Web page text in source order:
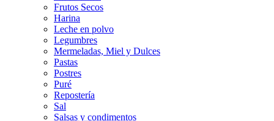
Frutos Secos
Harina
Leche en polvo
Legumbres
Mermeladas, Miel y Dulces
Pastas
Postres
Puré
Repostería
Sal
Salsas y condimentos